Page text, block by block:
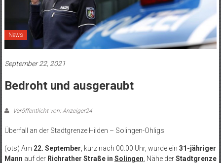
News
September 22, 2021
Bedroht und ausgeraubt
Veröffentlicht von: Anzeiger24
Überfall an der Stadtgrenze Hilden – Solingen-Ohligs
(ots) Am 22. September , kurz nach 00:00 Uhr, wurde ein 31-jähriger
Mann auf der Richrather Straße in Solingen , Nähe derStadtgrenze